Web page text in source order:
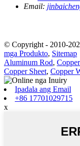
Email:
© Copyright - 2010-
mga Produkto, Sitemap
Aluminum Rod,
Copper Sheet, Copper
Ipadala ang Email
+86 17701029715
x